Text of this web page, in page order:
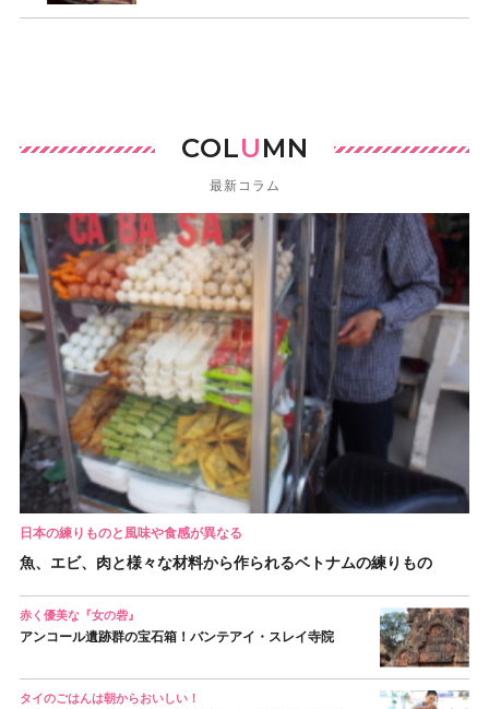
COLUMN
最新コラム
日本の練りものと風味や食感が異なる
魚、エビ、肉と様々な材料から作られるベトナムの練りもの
赤く優美な『女の砦』
アンコール遺跡群の宝石箱！バンテアイ・スレイ寺院
タイのごはんは朝からおいしい！